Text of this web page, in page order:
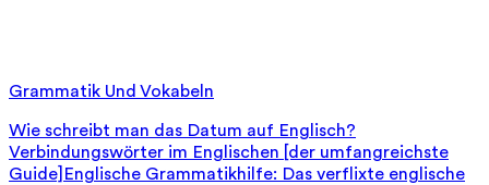
Grammatik Und Vokabeln
Wie schreibt man das Datum auf Englisch?
Verbindungswörter im Englischen [der umfangreichste
Guide] Englische Grammatikhilfe: Das verflixte englische